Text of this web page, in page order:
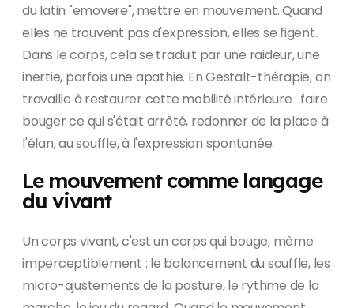
du latin "emovere", mettre en mouvement. Quand
elles ne trouvent pas d'expression, elles se figent.
Dans le corps, cela se traduit par une raideur, une
inertie, parfois une apathie. En Gestalt-thérapie, on
travaille à restaurer cette mobilité intérieure : faire
bouger ce qui s'était arrêté, redonner de la place à
l'élan, au souffle, à l'expression spontanée.
Le mouvement comme langage
du vivant
Un corps vivant, c'est un corps qui bouge, même
imperceptiblement : le balancement du souffle, les
micro-ajustements de la posture, le rythme de la